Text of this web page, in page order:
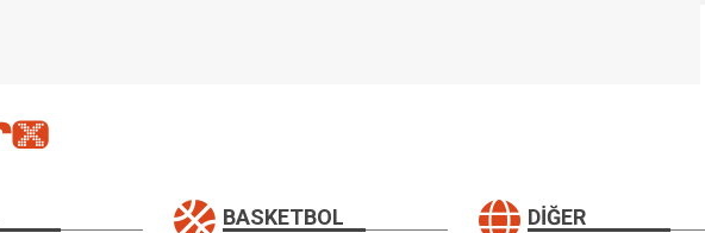
BASKETBOL DIĞER